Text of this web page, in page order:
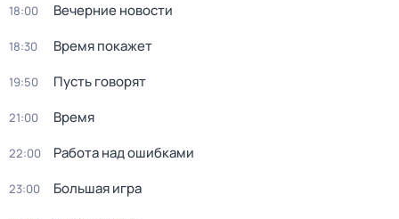
18:00 Вечерние новости
18:30 Время покажет
19:50 Пусть говорят
21:00 Время
22:00 Работа над ошибками
23:00 Большая игра